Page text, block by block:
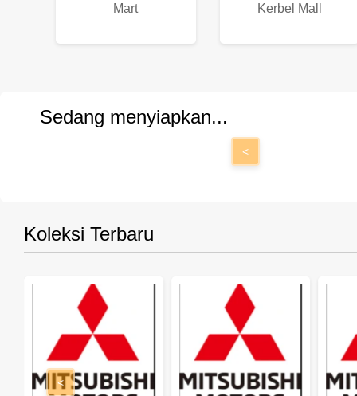
Mart Kerbel Mall
Sedang menyiapkan...
<
Koleksi Terbaru
<